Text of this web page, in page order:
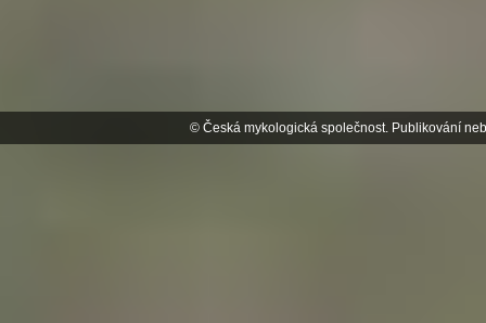
© Česká mykologická společnost. Publikování